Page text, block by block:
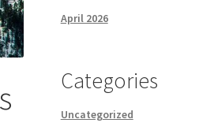
April 2026
Categories
Uncategorized